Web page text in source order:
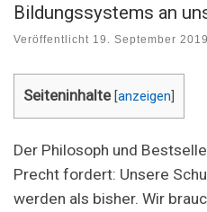
Bildungssystems an
Veröffentlicht 19. September 2019
Seiteninhalte [anzeigen]
Der Philosoph und
Precht fordert: Unsere
werden als bisher. Wir